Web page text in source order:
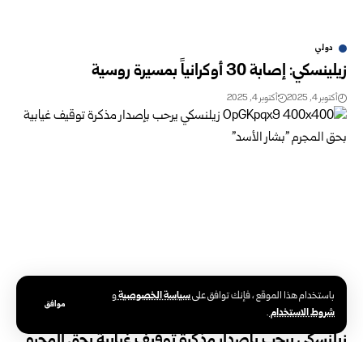
باستخدام هذا الموقع ، فإنك توافق علىسياسة الخصوصيةو
شروط الاستخدام.
موافق
دولي
زيلينسكي: إصابة 30 أوكرانياً بمسيرة روسية
أكتوبر 4, 2025 أكتوبر 4, 2025
سوريا والعالم